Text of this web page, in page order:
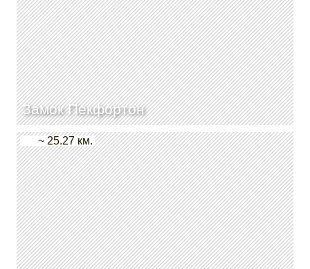
Замок Пекфортон
~ 25.27 км.